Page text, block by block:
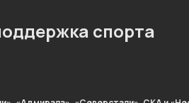
спорта